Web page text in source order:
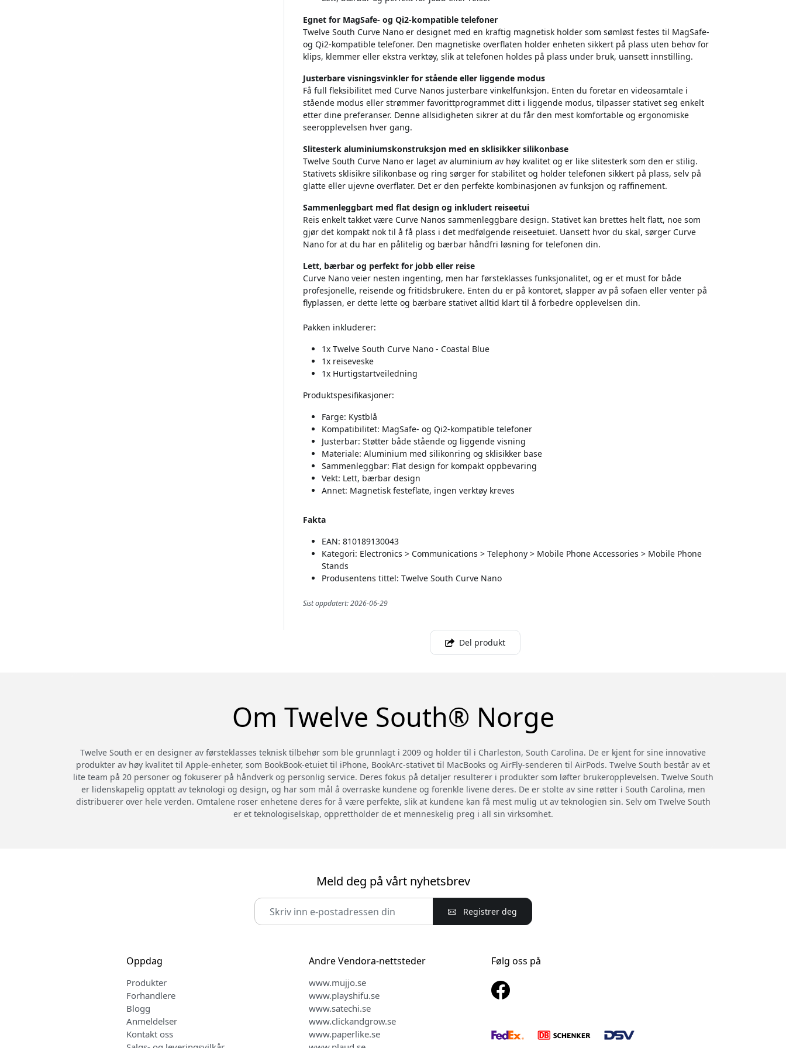
Egnet for MagSafe- og Qi2-kompatible telefoner
Twelve South Curve Nano er designet med en kraftig magnetisk holder som sømløst festes til MagSafe-
og Qi2-kompatible telefoner. Den magnetiske overflaten holder enheten sikkert på plass uten behov for
klips, klemmer eller ekstra verktøy, slik at telefonen holdes på plass under bruk, uansett innstilling.
Justerbare visningsvinkler for stående eller liggende modus
Få full fleksibilitet med Curve Nanos justerbare vinkelfunksjon. Enten du foretar en videosamtale i
stående modus eller strømmer favorittprogrammet ditt i liggende modus, tilpasser stativet seg enkelt
etter dine preferanser. Denne allsidigheten sikrer at du får den mest komfortable og ergonomiske
seeropplevelsen hver gang.
Slitesterk aluminiumskonstruksjon med en sklisikker silikonbase
Twelve South Curve Nano er laget av aluminium av høy kvalitet og er like slitesterk som den er stilig.
Stativets sklisikre silikonbase og ring sørger for stabilitet og holder telefonen sikkert på plass, selv på
glatte eller ujevne overflater. Det er den perfekte kombinasjonen av funksjon og raffinement.
Sammenleggbart med flat design og inkludert reiseetui
Reis enkelt takket være Curve Nanos sammenleggbare design. Stativet kan brettes helt flatt, noe som
gjør det kompakt nok til å få plass i det medfølgende reiseetuiet. Uansett hvor du skal, sørger Curve
Nano for at du har en pålitelig og bærbar håndfri løsning for telefonen din.
Lett, bærbar og perfekt for jobb eller reise
Curve Nano veier nesten ingenting, men har førsteklasses funksjonalitet, og er et must for både
profesjonelle, reisende og fritidsbrukere. Enten du er på kontoret, slapper av på sofaen eller venter på
flyplassen, er dette lette og bærbare stativet alltid klart til å forbedre opplevelsen din.
Pakken inkluderer:
1x Twelve South Curve Nano - Coastal Blue
1x reiseveske
1x Hurtigstartveiledning
Produktspesifikasjoner:
Farge: Kystblå
Kompatibilitet: MagSafe- og Qi2-kompatible telefoner
Justerbar: Støtter både stående og liggende visning
Materiale: Aluminium med silikonring og sklisikker base
Sammenleggbar: Flat design for kompakt oppbevaring
Vekt: Lett, bærbar design
Annet: Magnetisk festeflate, ingen verktøy kreves
Fakta
EAN: 810189130043
Kategori: Electronics > Communications > Telephony > Mobile Phone Accessories > Mobile Phone
Stands
Produsentens tittel: Twelve South Curve Nano
Sist oppdatert: 2026-06-29
Del produkt
Om Twelve South® Norge
Twelve South er en designer av førsteklasses teknisk tilbehør som ble grunnlagt i 2009 og holder til i Charleston, South Carolina. De er kjent for sine innovative
produkter av høy kvalitet til Apple-enheter, som BookBook-etuiet til iPhone, BookArc-stativet til MacBooks og AirFly-senderen til AirPods. Twelve South består av et
lite team på 20 personer og fokuserer på håndverk og personlig service. Deres fokus på detaljer resulterer i produkter som løfter brukeropplevelsen. Twelve South
er lidenskapelig opptatt av teknologi og design, og har som mål å overraske kundene og forenkle livene deres. De er stolte av sine røtter i South Carolina, men
distribuerer over hele verden. Omtalene roser enhetene deres for å være perfekte, slik at kundene kan få mest mulig ut av teknologien sin. Selv om Twelve South
er et teknologiselskap, opprettholder de et menneskelig preg i all sin virksomhet.
Meld deg på vårt nyhetsbrev
Registrer deg
Oppdag
Produkter
Forhandlere
Blogg
Anmeldelser
Kontakt oss
Andre Vendora-nettsteder
www.mujjo.se
www.playshifu.se
www.satechi.se
www.clickandgrow.se
www.paperlike.se
Følg oss på